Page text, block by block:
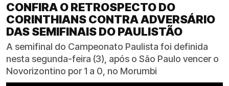
CONFIRA O RETROSPECTO DO
CORINTHIANS CONTRA ADVERSÁRIO
DAS SEMIFINAIS DO PAULISTÃO
A semifinal do Campeonato Paulista foi definida
nesta segunda-feira (3), após o São Paulo vencer o
Novorizontino por 1 a 0, no Morumbi